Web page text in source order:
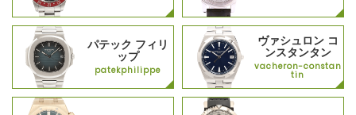
パテック フィリ
ップ
patekphilippe
ヴァシュロン コ
ンスタンタン
vacheron-constan
tin